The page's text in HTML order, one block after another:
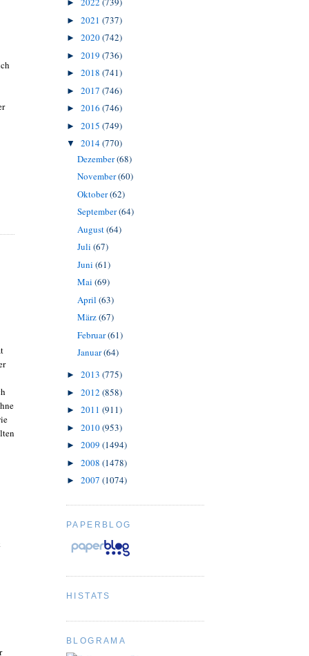
►
► 2021 (737)
► 2020(742)
► 2019 (736)
► 2018 (741)
► 2017 (746)
► 2016 (746)
► 2015 (749)
▼ 2014(770)
Dezember(68)
November(60)
Oktober(62)
September(64)
August(64)
Juli (67)
Juni (61)
Mai (69)
April (63)
März(67)
Februar(61)
Januar(64)
► 2013 (775)
► 2012 (858)
► 2011 (911)
► 2010(953)
► 2009 (1494)
► 2008 (1478)
► 2007 (1074)
PAPERBLOG
HISTATS
BLOGRAMA